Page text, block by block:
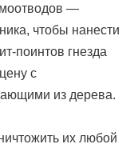
—
чтобы нанести
поинтов гнезда
с
из дерева.
их любой